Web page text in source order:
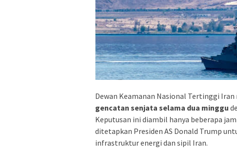
Dewan Keamanan Nasional Tertinggi
gencatan senjata selama dua minggu
Keputusan ini diambil hanya beberapa
ditetapkan Presiden AS Donald Trump
infrastruktur energi dan sipil Iran.